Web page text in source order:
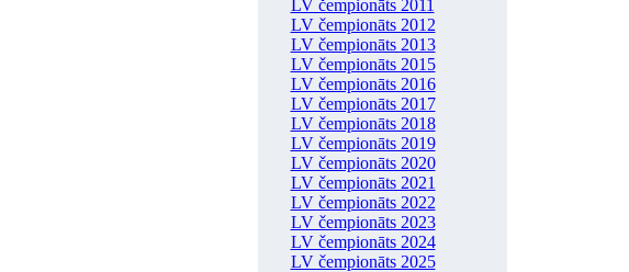
LV čempionāts 2011
LV čempionāts 2012
LV čempionāts 2013
LV čempionāts 2015
LV čempionāts 2016
LV čempionāts 2017
LV čempionāts 2018
LV čempionāts 2019
LV čempionāts 2020
LV čempionāts 2021
LV čempionāts 2022
LV čempionāts 2023
LV čempionāts 2024
LV čempionāts 2025